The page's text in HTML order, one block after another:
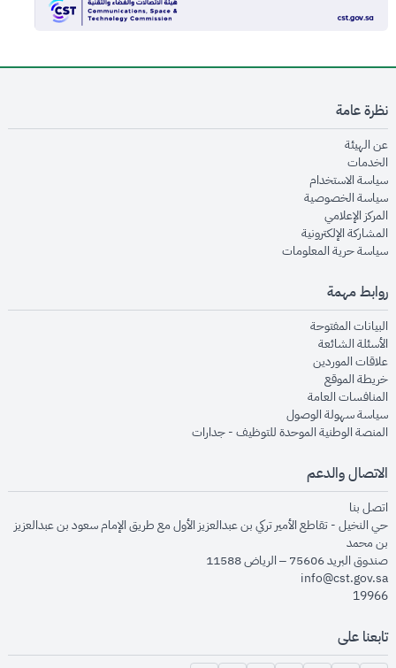
نظرة عامة
عن الهيئةopens in new window
الخدماتopens in new window
سياسة الاستخدام
سياسة الخصوصيةopens in new window
المركز الإعلاميopens in new window
المشاركة الإلكترونيةopens in new window
سياسة حرية المعلوماتopens in new window
روابط مهمة
البيانات المفتوحةopens in new window
الأسئلة الشائعةopens in new window
علاقات الموردينopens in new window
خريطة الموقعopens in new window
المنافسات العامةopens in new window
سياسة سهولة الوصولopens in new window
المنصة الوطنية الموحدة للتوظيف - جداراتopens in new window
الاتصال والدعم
اتصل بنا
حي النخيل - تقاطع الأمير تركي بن عبدالعزيز الأول مع طريق الإمام سعود بن عبدالعزيز
بن محمد
صندوق البريد 75606 – الرياض 11588
info@cst.gov.sa
19966
تابعنا على